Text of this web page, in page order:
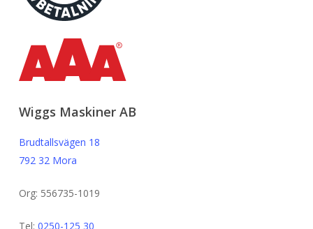
Wiggs Maskiner AB
Brudtallsvägen 18
792 32 Mora
Org: 556735-1019
Tel: 0250-125 30